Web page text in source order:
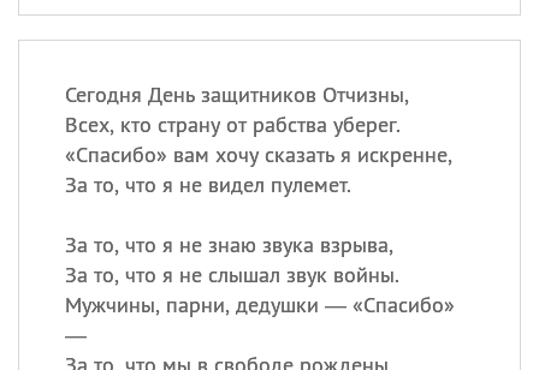
Сегодня День защитников Отчизны,
Всех, кто страну от рабства уберег.
«Спасибо» вам хочу сказать я искренне,
За то, что я не видел пулемет.
За то, что я не знаю звука взрыва,
За то, что я не слышал звук войны.
Мужчины, парни, дедушки — «Спасибо»
—